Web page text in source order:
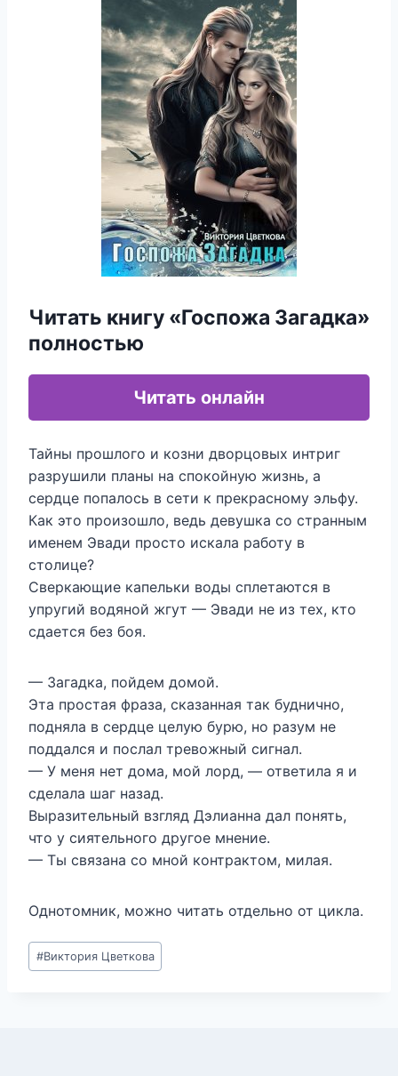
Читать книгу «Госпожа Загадка»
полностью
Читать онлайн
Тайны прошлого и козни дворцовых интриг
разрушили планы на спокойную жизнь, а
сердце попалось в сети к прекрасному эльфу.
Как это произошло, ведь девушка со странным
именем Эвади просто искала работу в
столице?
Сверкающие капельки воды сплетаются в
упругий водяной жгут — Эвади не из тех, кто
сдается без боя.
— Загадка, пойдем домой.
Эта простая фраза, сказанная так буднично,
подняла в сердце целую бурю, но разум не
поддался и послал тревожный сигнал.
— У меня нет дома, мой лорд, — ответила я и
сделала шаг назад.
Выразительный взгляд Дэлианна дал понять,
что у сиятельного другое мнение.
— Ты связана со мной контрактом, милая.
Однотомник, можно читать отдельно от цикла.
Метки
записи:
#Виктория Цветкова